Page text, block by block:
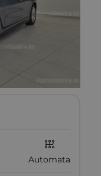
Automata